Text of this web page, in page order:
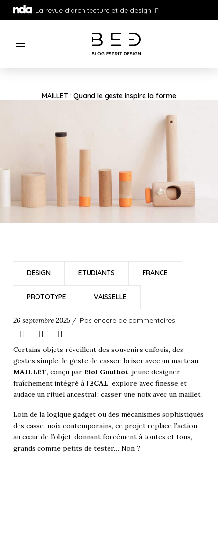
La revue d'architecture et de design
MAILLET : Quand le geste inspire la forme
DESIGN ETUDIANTS FRANCE
PROTOTYPE VAISSELLE
26 septembre 2025 / Pas encore de commentaires
Certains objets réveillent des souvenirs enfouis, des
gestes simple, le geste de casser, briser avec un marteau.
MAILLET, conçu par Eloi Goulhot, jeune designer
fraîchement intégré à l’ECAL, explore avec finesse et
audace un rituel ancestral : casser une noix avec un maillet.
Loin de la logique gadget ou des mécanismes sophistiqués
des casse-noix contemporains, ce projet replace l’action
au cœur de l’objet, donnant forcément à toutes et tous,
grands comme petits de tester… Non ?